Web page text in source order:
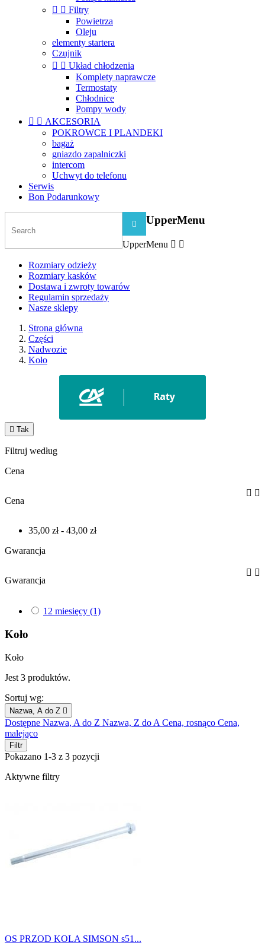
  Filtry
Powietrza
Oleju
elementy startera
Czujnik
  Układ chłodzenia
Komplety naprawcze
Termostaty
Chłodnice
Pompy wody
  AKCESORIA
POKROWCE I PLANDEKI
bagaż
gniazdo zapalniczki
intercom
Uchwyt do telefonu
Serwis
Bon Podarunkowy
 UpperMenu
UpperMenu  
Rozmiary odzieży
Rozmiary kasków
Dostawa i zwroty towarów
Regulamin sprzedaży
Nasze sklepy
Strona główna
Części
Nadwozie
Koło
 Tak
Filtruj według
Cena
Cena
 
35,00 zł - 43,00 zł
Gwarancja
Gwarancja
 
12 miesięcy (1)
Koło
Koło
Jest 3 produktów.
Sortuj wg:
Nazwa, A do Z 
Dostępne Nazwa, A do Z Nazwa, Z do A Cena, rosnąco Cena,
malejąco
Filtr
Pokazano 1-3 z 3 pozycji
Aktywne filtry
OS PRZOD KOLA SIMSON s51...